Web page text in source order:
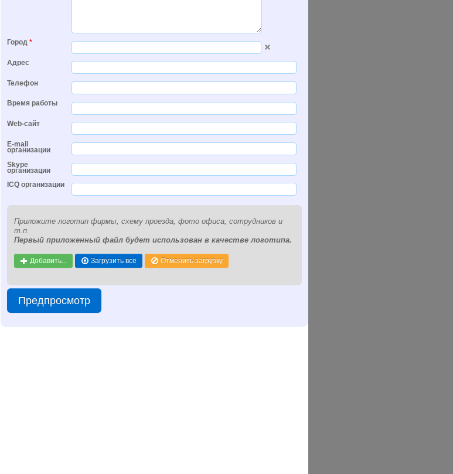
Город *
Адрес
Телефон
Время работы
Web-сайт
E-mail
организации
Skype
организации
ICQ организации
Приложите логотип фирмы, схему проезда, фото офиса, сотрудников и
т.п.
Первый приложенный файл будет использован в качестве логотипа.
Добавить... Загрузить всё Отменить загрузку
Предпросмотр